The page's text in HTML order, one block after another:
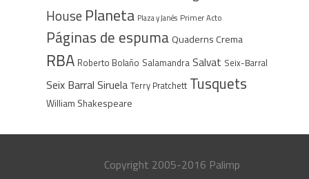
House Planeta Plaza y Janés Primer Acto
Páginas de espumaQuaderns Crema
RBA Roberto Bolaño Salamandra Salvat Seix-Barral
Seix Barral Siruela Terry Pratchett Tusquets
William Shakespeare
Copyright 2005-2016 Palimp